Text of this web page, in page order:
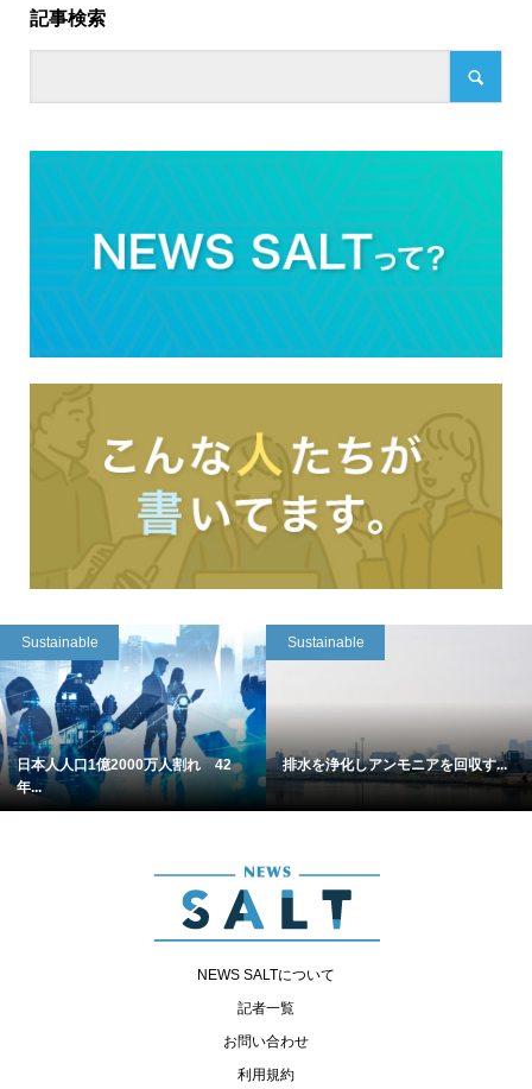
記事検索
Sustainable
日本人人口1億2000万人割れ 42
年...
Sustainable
排水を浄化しアンモニアを回収す...
NEWS SALTについて
記者一覧
お問い合わせ
利用規約